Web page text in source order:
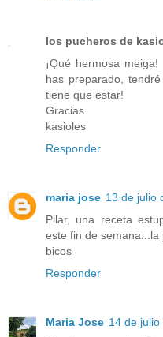
los pucheros de
¡Qué hermosa
has preparado,
tiene que estar!
Gracias.
kasioles
Responder
maria jose 13 de julio
Pilar, una receta
este fin de semana...la
bicos
Responder
Maria Jose 14 de